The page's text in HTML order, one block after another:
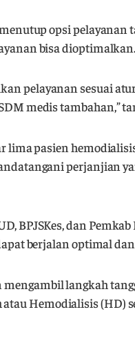
opsi pelayanan
bisa dioptimalkan.
pelayanan sesuai
medis tambahan,”
lima pasien
perjanjian
BPJSKes, dan
berjalan optimal
mengambil langkah
Hemodialisis (HD)